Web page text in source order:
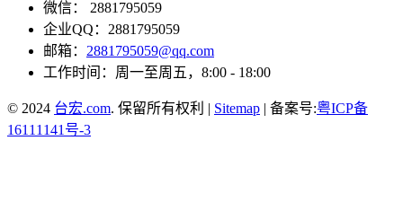
微信： 2881795059
企业QQ：2881795059
邮箱： 2881795059@qq.com
工作时间：周一至周五，8:00 - 18:00
© 2024 台宏.com. 保留所有权利 | Sitemap | 备案号:粤ICP备
16111141号-3